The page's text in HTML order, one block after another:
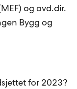
og avd.dir.
Bygg og
for 2023?